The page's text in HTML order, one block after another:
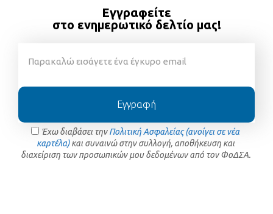
Εγγραφείτε
στο ενημερωτικό δελτίο μας!
Έχω διαβάσει τηνΠολιτική Ασφαλείας (ανοίγει σε νέα
καρτέλα)και συναινώ στην συλλογή, αποθήκευση και
διαχείριση των προσωπικών μου δεδομένων από τον ΦοΔΣΑ.
Εγγραφή